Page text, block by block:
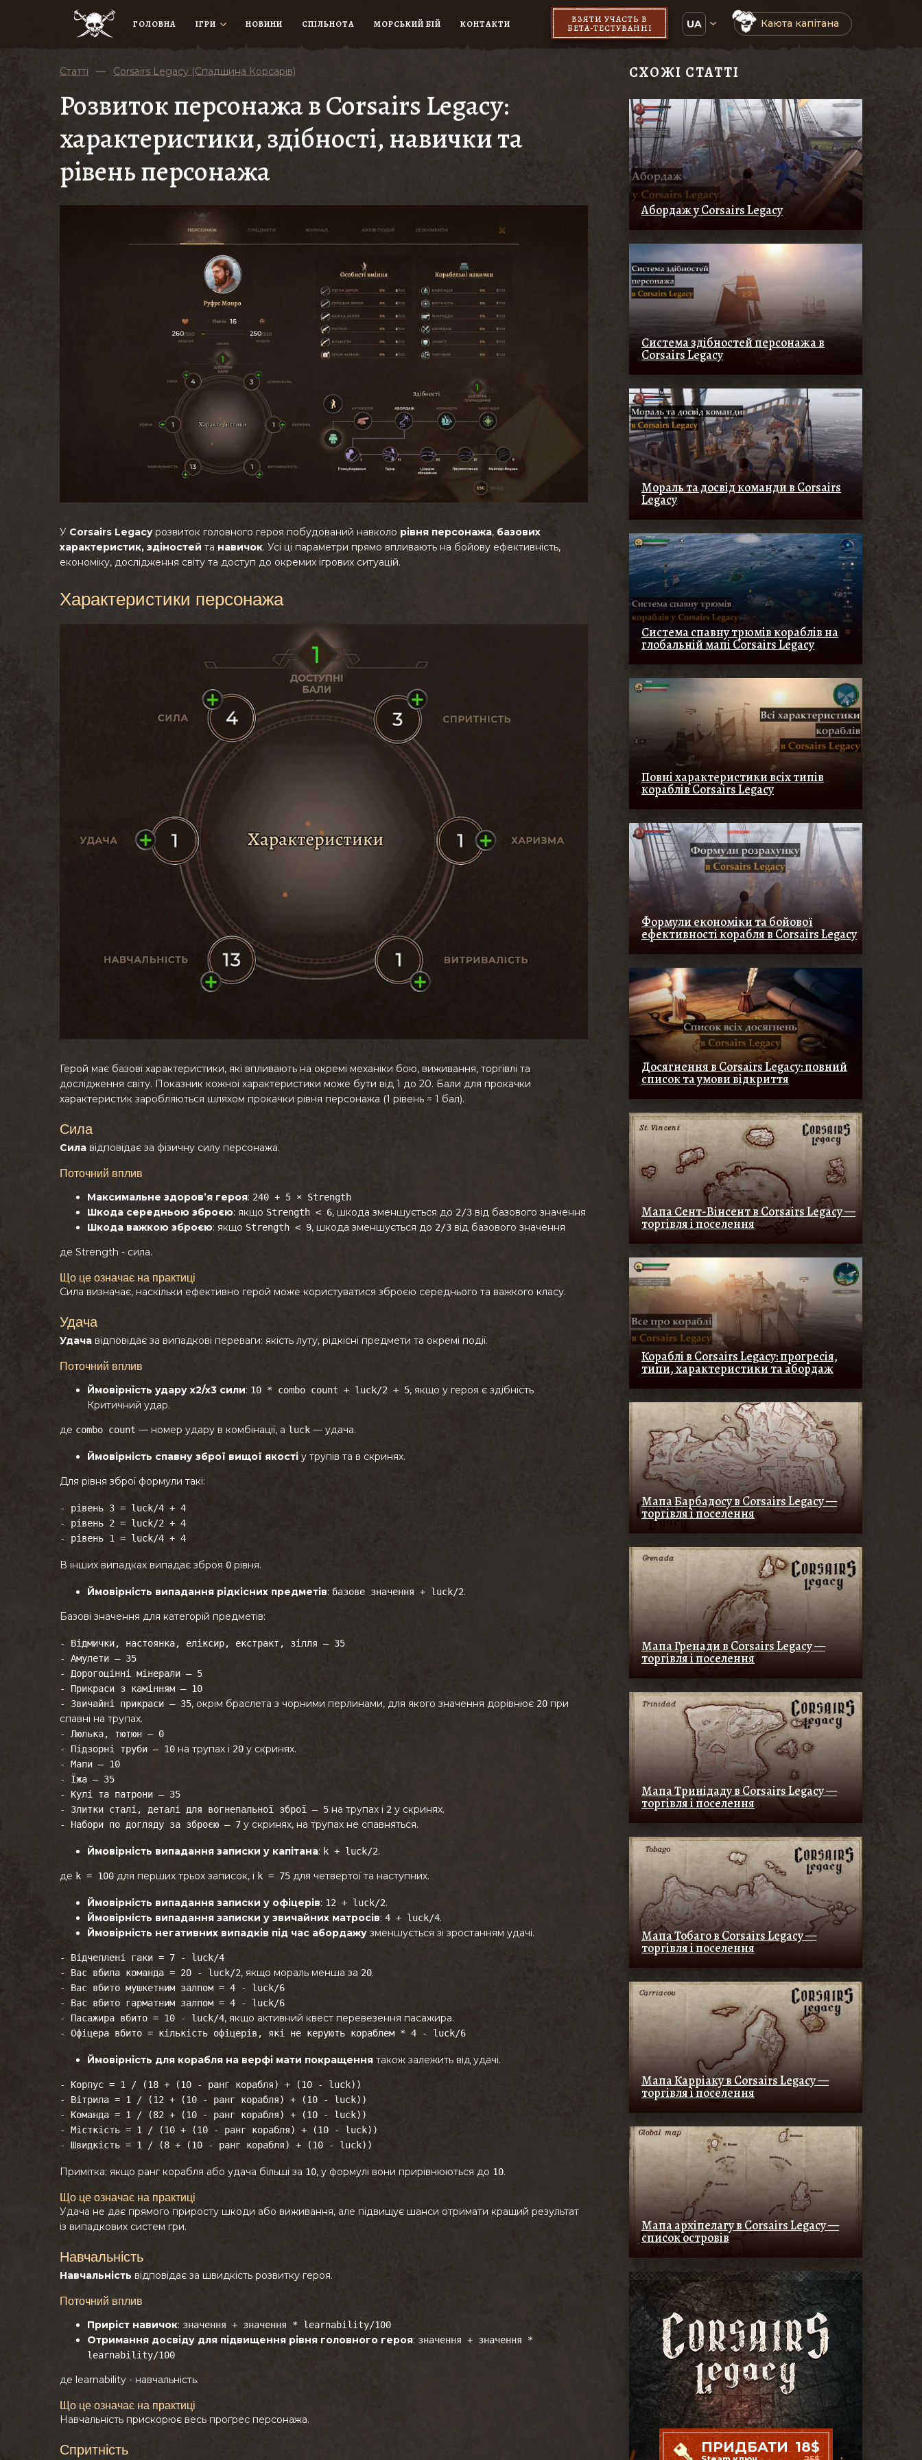
ГОЛОВНА ІГРИ НОВИНИ СПІЛЬНОТА МОРСЬКИЙ БІЙ КОНТАКТИ
ВЗЯТИ УЧАСТЬ В
БЕТА-ТЕСТУВАННІ
UA Каюта капітана
Статті — Corsairs Legacy (Спадщина Корсарів)
Розвиток персонажа в Corsairs Legacy:
характеристики, здібності, навички та
рівень персонажа
У Corsairs Legacyрозвиток головного героя побудований навколо рівня персонажа, базових
характеристик, здіностей та навичок. Усі ці параметри прямо впливають на бойову ефективність,
економіку, дослідження світу та доступ до окремих ігрових ситуацій.
Характеристики персонажа
Герой має базові характеристики, які впливають на окремі механіки бою, виживання, торгівлі та
дослідження світу. Показник кожної характеристики може бути від 1 до 20. Бали для прокачки
характеристик заробляються шляхом прокачки рівня персонажа (1 рівень = 1 бал).
Сила
Сила відповідає за фізичну силу персонажа.
Поточний вплив
Максимальне здоров’я героя: 240 + 5 × Strength
Шкода середньою зброєю: якщо Strength < 6, шкода зменшується до 2/3 від базового значення
Шкода важкою зброєю: якщо Strength < 9, шкода зменшується до 2/3 від базового значення
де Strength - сила.
Що це означає на практиці
Сила визначає, наскільки ефективно герой може користуватися зброєю середнього та важкого класу.
Удача
Удача відповідає за випадкові переваги: якість луту, рідкісні предмети та окремі події.
Поточний вплив
Ймовірність удару х2/х3 сили: 10 * combo count + luck/2 + 5, якщо у героя є здібність
Критичний удар.
де combo count — номер удару в комбінації, а luck — удача.
Ймовірність спавну зброї вищої якості у трупів та в скринях.
Для рівня зброї формули такі:
- рівень 3 = luck/4 + 4
- рівень 2 = luck/2 + 4
- рівень 1 = luck/4 + 4
В інших випадках випадає зброя 0 рівня.
Ймовірність випадання рідкісних предметів: базове значення + luck/2.
Базові значення для категорій предметів:
- Відмички, настоянка, еліксир, екстракт, зілля — 35
- Амулети — 35
- Дорогоцінні мінерали — 5
- Прикраси з камінням — 10
- Звичайні прикраси — 35, окрім браслета з чорними перлинами, для якого значення дорівнює 20 при
спавні на трупах.
- Люлька, тютюн — 0
- Підзорні труби — 10 на трупах і 20 у скринях.
- Мапи — 10
- Їжа — 35
- Кулі та патрони — 35
- Злитки сталі, деталі для вогнепальної зброї — 5 на трупах і 2 у скринях.
- Набори по догляду за зброєю — 7 у скринях, на трупах не спавняться.
Ймовірність випадання записки у капітана: k + luck/2.
де k = 100 для перших трьох записок, і k = 75 для четвертої та наступних.
Ймовірність випадання записки у офіцерів: 12 + luck/2.
Ймовірність випадання записки у звичайних матросів: 4 + luck/4.
Ймовірність негативних випадків під час абордажу зменшується зі зростанням удачі.
- Відчеплені гаки = 7 - luck/4
- Вас вбила команда = 20 - luck/2, якщо мораль менша за 20.
- Вас вбито мушкетним залпом = 4 - luck/6
- Вас вбито гарматним залпом = 4 - luck/6
- Пасажира вбито = 10 - luck/4, якщо активний квест перевезення пасажира.
- Офіцера вбито = кількість офіцерів, які не керують кораблем * 4 - luck/6
Ймовірність для корабля на верфі мати покращення також залежить від удачі.
- Корпус = 1 / (18 + (10 - ранг корабля) + (10 - luck))
- Вітрила = 1 / (12 + (10 - ранг корабля) + (10 - luck))
- Команда = 1 / (82 + (10 - ранг корабля) + (10 - luck))
- Місткість = 1 / (10 + (10 - ранг корабля) + (10 - luck))
- Швидкість = 1 / (8 + (10 - ранг корабля) + (10 - luck))
Примітка: якщо ранг корабля або удача більші за 10, у формулі вони прирівнюються до 10.
Що це означає на практиці
Удача не дає прямого приросту шкоди або виживання, але підвищує шанси отримати кращий результат
із випадкових систем гри.
Навчальність
Навчальність відповідає за швидкість розвитку героя.
Поточний вплив
Приріст навичок: значення + значення * learnability/100
Отримання досвіду для підвищення рівня головного героя: значення + значення *
learnability/100
де learnability - навчальність.
Що це означає на практиці
Навчальність прискорює весь прогрес персонажа.
Спритність
СХОЖІ СТАТТІ
Абордаж у Corsairs Legacy
Система здібностей персонажа в
Corsairs Legacy
Мораль та досвід команди в Corsairs
Legacy
Система спавну трюмів кораблів на
глобальній мапі Corsairs Legacy
Повні характеристики всіх типів
кораблів Corsairs Legacy
Формули економіки та бойової
ефективності корабля в Corsairs Legacy
Досягнення в Corsairs Legacy: повний
список та умови відкриття
Мапа Сент-Вінсент в Corsairs Legacy —
торгівля і поселення
Кораблі в Corsairs Legacy: прогресія,
типи, характеристики та абордаж
Мапа Барбадосу в Corsairs Legacy —
торгівля і поселення
Мапа Гренади в Corsairs Legacy —
торгівля і поселення
Мапа Тринідаду в Corsairs Legacy —
торгівля і поселення
Мапа Тобаго в Corsairs Legacy —
торгівля і поселення
Мапа Карріаку в Corsairs Legacy —
торгівля і поселення
Мапа архіпелагу в Corsairs Legacy —
список островів
ПРИДБАТИ 18$